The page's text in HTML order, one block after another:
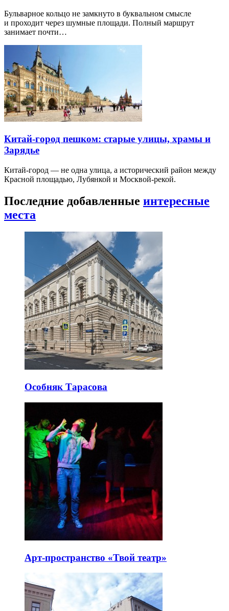
Бульварное кольцо не замкнуто в буквальном смысле
и проходит через шумные площади. Полный маршрут
занимает почти…
Китай-город пешком: старые улицы, храмы и
Зарядье
Китай-город — не одна улица, а исторический район между
Красной площадью, Лубянкой и Москвой-рекой.
Последние добавленные интересные
места
Особняк Тарасова
Арт-пространство «Твой театр»